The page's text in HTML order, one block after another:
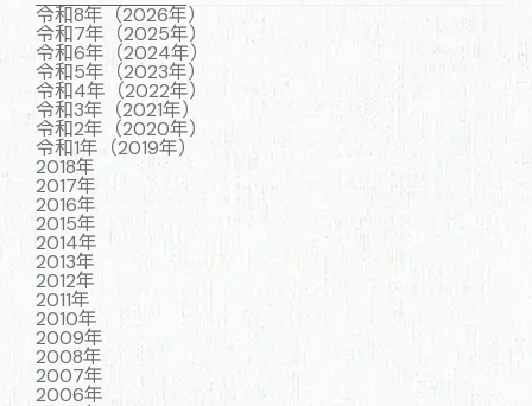
令和8年（2026年）
令和7年（2025年）
令和6年（2024年）
令和5年（2023年）
令和4年（2022年）
令和3年（2021年）
令和2年（2020年）
令和1年（2019年）
2018年
2017年
2016年
2015年
2014年
2013年
2012年
2011年
2010年
2009年
2008年
2007年
2006年